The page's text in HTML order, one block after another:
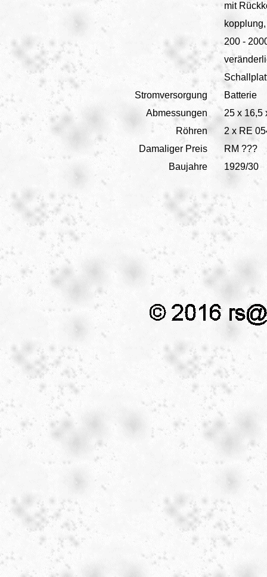
mit
200 -
Stromversorgung
Batterie
Abmessungen
25 x 16,5
Röhren
2 x RE
Damaliger Preis
RM ???
Baujahre
1929/30